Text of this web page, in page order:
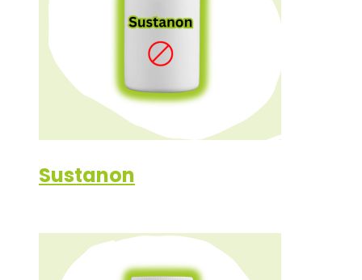
Sustanon